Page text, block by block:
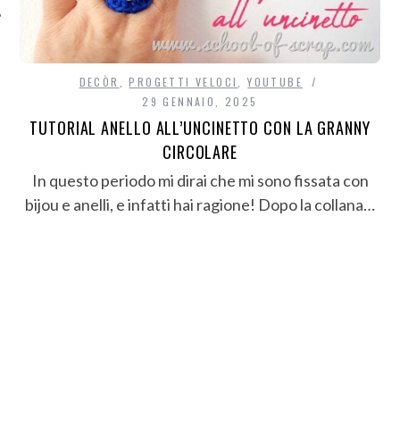
DECÒR ,PROGETTI VELOCI ,YOUTUBE
29 GENNAIO, 2025
TUTORIAL ANELLO ALL’UNCINETTO CON LA GRANNY
CIRCOLARE
In questo periodo mi dirai che mi sono fissata con
bijou e anelli, e infatti hai ragione! Dopo la collana…